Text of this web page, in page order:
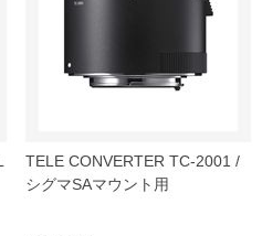
TELE CONVERTER TC-2001 /
シグマSAマウント用